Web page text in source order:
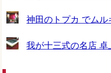
神田のトプカ でムル
我が十三式の名店